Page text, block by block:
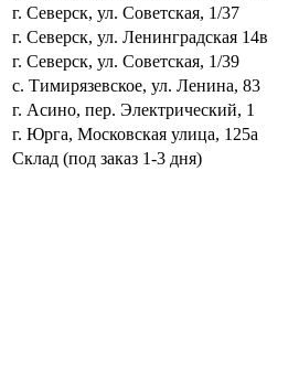
г. Северск, ул. Советская, 1/37
г. Северск, ул. Ленинградская 14в
г. Северск, ул. Советская, 1/39
с. Тимирязевское, ул. Ленина, 83
г. Асино, пер. Электрический, 1
г. Юрга, Московская улица, 125а
Склад (под заказ 1-3 дня)